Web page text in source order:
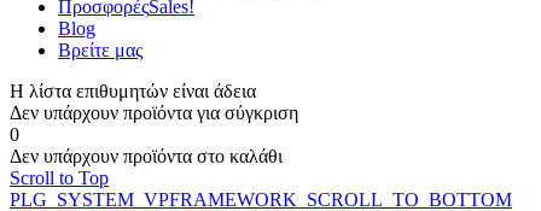
ΠροσφορέςSales!
Blog
Βρείτε μας
Η λίστα επιθυμητών είναι άδεια
Δεν υπάρχουν προϊόντα για σύγκριση
0
Δεν υπάρχουν προϊόντα στο καλάθι
Scroll to Top
PLG_SYSTEM_VPFRAMEWORK_SCROLL_TO_BOTTOM